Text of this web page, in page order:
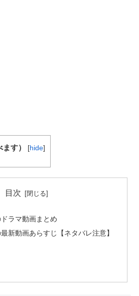
す） [hide]
目次
ラマ動画まとめ
新動画あらすじ【ネタバレ注意】